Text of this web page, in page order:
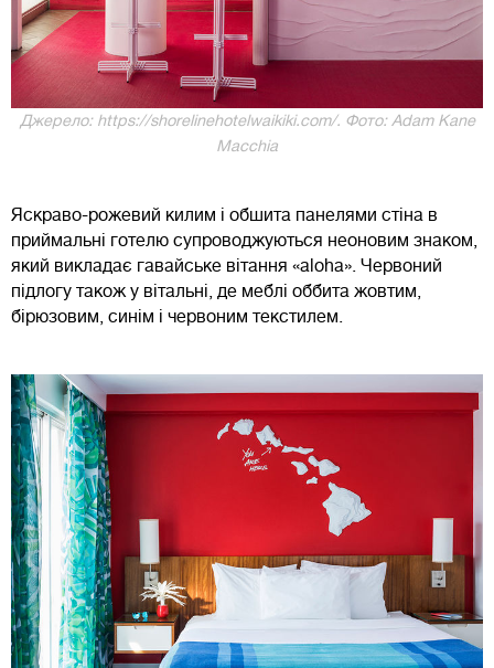
Джерело: https://shorelinehotelwaikiki.com/. Фото: Adam Kane
Macchia
Яскраво-рожевий килим і обшита панелями стіна в
приймальні готелю супроводжуються неоновим знаком,
який викладає гавайське вітання «aloha». Червоний
підлогу також у вітальні, де меблі оббита жовтим,
бірюзовим, синім і червоним текстилем.